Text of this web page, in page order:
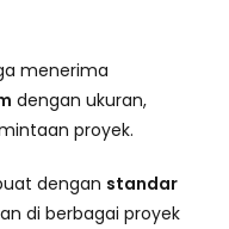
menerima
dengan ukuran,
proyek.
dengan standar
di berbagai proyek